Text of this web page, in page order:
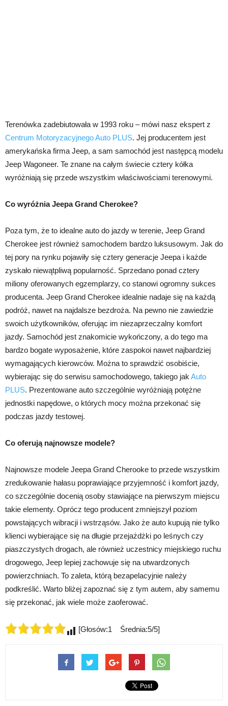
Terenówka zadebiutowała w 1993 roku – mówi nasz ekspert z
Centrum Motoryzacyjnego Auto PLUS. Jej producentem jest
amerykańska firma Jeep, a sam samochód jest następcą modelu
Jeep Wagoneer. Te znane na całym świecie cztery kółka
wyróżniają się przede wszystkim właściwościami terenowymi.
Co wyróżnia Jeepa Grand Cherokee?
Poza tym, że to idealne auto do jazdy w terenie, Jeep Grand
Cherokee jest również samochodem bardzo luksusowym. Jak do
tej pory na rynku pojawiły się cztery generacje Jeepa i każde
zyskało niewątpliwą popularność. Sprzedano ponad cztery
miliony oferowanych egzemplarzy, co stanowi ogromny sukces
producenta. Jeep Grand Cherokee idealnie nadaje się na każdą
podróż, nawet na najdalsze bezdroża. Na pewno nie zawiedzie
swoich użytkowników, oferując im niezaprzeczalny komfort
jazdy. Samochód jest znakomicie wykończony, a do tego ma
bardzo bogate wyposażenie, które zaspokoi nawet najbardziej
wymagających kierowców. Można to sprawdzić osobiście,
wybierając się do serwisu samochodowego, takiego jak Auto
PLUS. Prezentowane auto szczególnie wyróżniają potężne
jednostki napędowe, o których mocy można przekonać się
podczas jazdy testowej.
Co oferują najnowsze modele?
Najnowsze modele Jeepa Grand Cherooke to przede wszystkim
zredukowanie hałasu poprawiające przyjemność i komfort jazdy,
co szczególnie docenią osoby stawiające na pierwszym miejscu
takie elementy. Oprócz tego producent zmniejszył poziom
powstających wibracji i wstrząsów. Jako że auto kupują nie tylko
klienci wybierające się na długie przejażdżki po leśnych czy
piaszczystych drogach, ale również uczestnicy miejskiego ruchu
drogowego, Jeep lepiej zachowuje się na utwardzonych
powierzchniach. To zaleta, którą bezapelacyjnie należy
podkreślić. Warto bliżej zapoznać się z tym autem, aby samemu
się przekonać, jak wiele może zaoferować.
[Głosów:1 Średnia:5/5]